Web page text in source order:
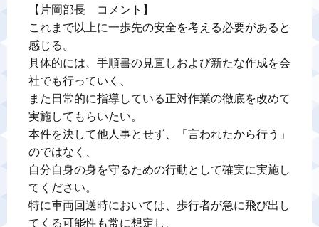
【片岡部長　コメント】
これまで以上に一歩先の安全を考える必要があると
感じる。
具体的には、手順書の見直しおよび新たな作成を会
社でも行っていく、
また日常的に指導している正対作業の徹底を改めて
実施してもらいたい。
本件を決して他人事とせず、「言われたから行う」
のではなく、
自分自身の身を守るための行動として確実に実施し
てください。
特に車両回送時においては、歩行者が急に飛び出し
てくる可能性も常に想定し、